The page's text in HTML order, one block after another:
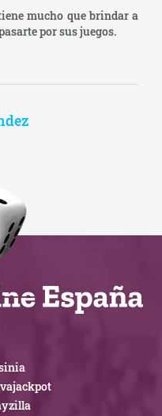
mucho que brindar a
por sus juegos.